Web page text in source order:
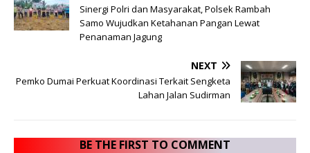
Sinergi Polri dan Masyarakat, Polsek Rambah
Samo Wujudkan Ketahanan Pangan Lewat
Penanaman Jagung
NEXT
Pemko Dumai Perkuat Koordinasi Terkait Sengketa
Lahan Jalan Sudirman
BE THE FIRST TO COMMENT